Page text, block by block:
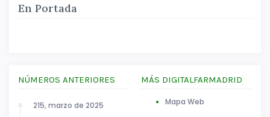
En Portada
NÚMEROS ANTERIORES
215, marzo de 2025
MÁS DIGITALFARMADRID
Mapa Web